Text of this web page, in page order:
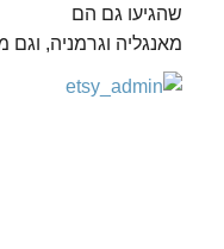
שהגיעו גם הם
מאנגליה וגרמניה, וגם